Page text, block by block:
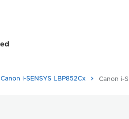
Canon i-SENSYS LBP852Cx